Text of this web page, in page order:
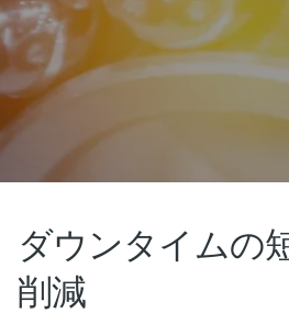
ダウンタイムの
削減